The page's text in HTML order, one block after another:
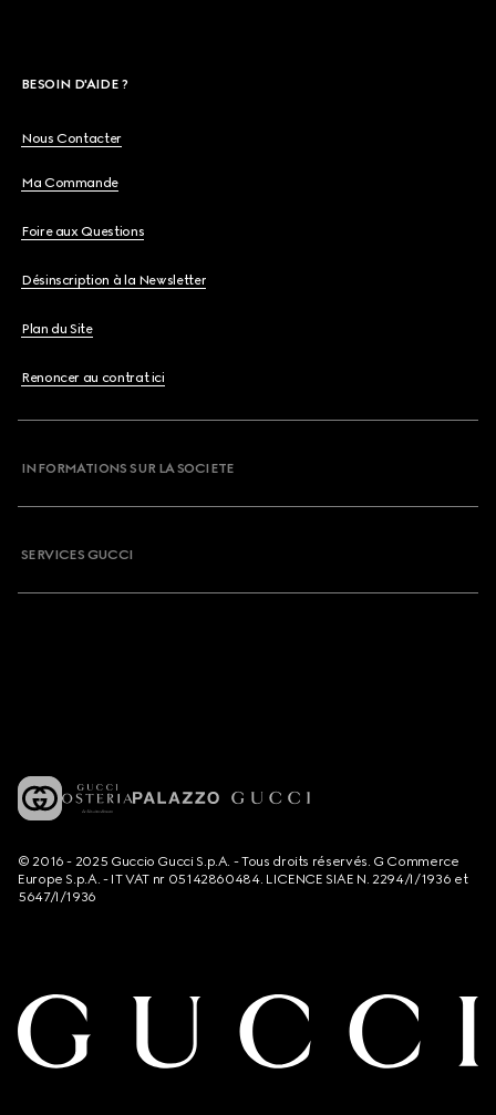
BESOIN D'AIDE ?
Nous Contacter
Ma Commande
Foire aux Questions
Désinscription à la Newsletter
Plan du Site
Renoncer au contrat ici
INFORMATIONS SUR LA SOCIETE
SERVICES GUCCI
© 2016 - 2025 Guccio Gucci S.p.A. - Tous droits réservés. G Commerce
Europe S.p.A. - IT VAT nr 05142860484. LICENCE SIAE N. 2294/I/1936 et
5647/I/1936